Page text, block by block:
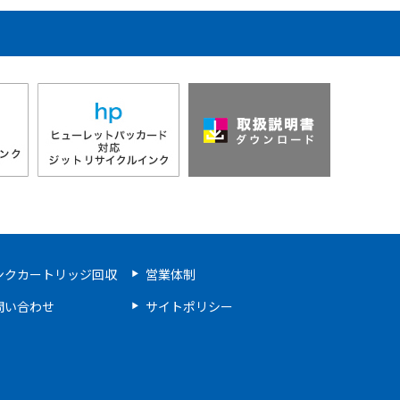
クカートリッジ回収
営業体制
い合わせ
サイトポリシー